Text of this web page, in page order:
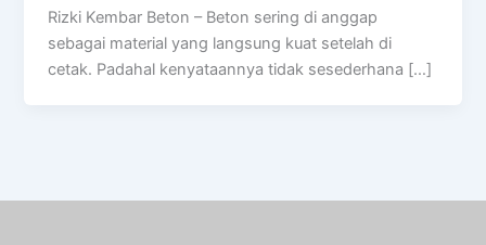
Rizki Kembar Beton – Beton sering di anggap
sebagai material yang langsung kuat setelah di
cetak. Padahal kenyataannya tidak sesederhana […]